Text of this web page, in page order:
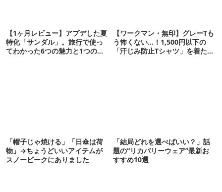
【1ヶ月レビュー】アプデした夏
特化「サンダル」。旅行で使っ
てわかった6つの魅力と1つの注
【ワークマン・無印】グレーTも
う怖くない…！1,500円以下の
「汗じみ防止Tシャツ」を着たら
「帽子じゃ焼ける」「日傘は荷
物」→ちょうどいいアイテムが
スノーピークにありました
「結局どれを選べばいい？」話
題の“リカバリーウェア”最新お
すすめ10選